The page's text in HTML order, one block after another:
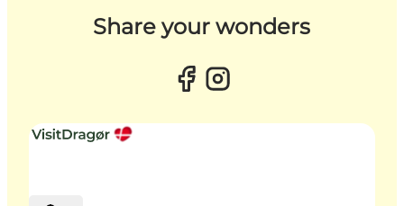
Share your wonders